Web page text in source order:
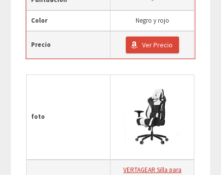
Color Negro y rojo
Precio Ver Precio
foto
VERTAGEAR Silla para